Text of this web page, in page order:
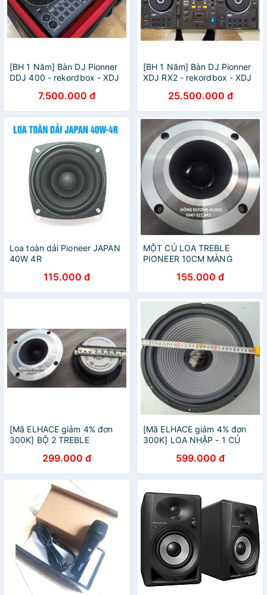
[BH 1 Năm] Bàn DJ Pionner
DDJ 400 - rekordbox - XDJ
7.500.000 đ
[BH 1 Năm] Bàn DJ Pionner
XDJ RX2 - rekordbox - XDJ
Kiện Âm Thanh
25.500.000 đ
Loa toàn dải Pioneer JAPAN
40W 4R
115.000 đ
MỘT CỦ LOA TREBLE
PIONEER 10CM MÀNG
TỤ 2,2MF155.000 đ
[Mã ELHACE giảm 4% đơn
300K] BỘ 2 TREBLE
10CM + 2 TỤ 3,3MF 250V
TỐT
299.000 đ
[Mã ELHACE giảm 4% đơn
300K] LOA NHẬP - 1 CỦ
CAO CẤP - LOA 3 TẤC
599.000 đ